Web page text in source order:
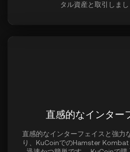
タル資産と取引しまし
直感的なインター
直感的なインターフェイスと強力
り、KuCoinでのHamster Kombat